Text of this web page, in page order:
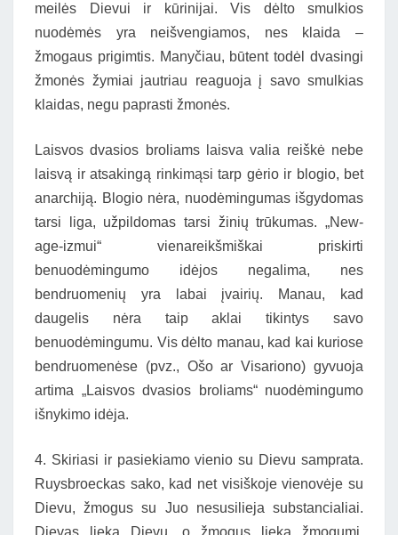
meilės Dievui ir kūrinijai. Vis dėlto smulkios
nuodėmės yra neišvengiamos, nes klaida –
žmogaus prigimtis. Manyčiau, būtent todėl dvasingi
žmonės žymiai jautriau reaguoja į savo smulkias
klaidas, negu paprasti žmonės.
Laisvos dvasios broliams laisva valia reiškė nebe
laisvą ir atsakingą rinkimąsi tarp gėrio ir blogio, bet
anarchiją. Blogio nėra, nuodėmingumas išgydomas
tarsi liga, užpildomas tarsi žinių trūkumas. „New-
age-izmui“ vienareikšmiškai priskirti
benuodėmingumo idėjos negalima, nes
bendruomenių yra labai įvairių. Manau, kad
daugelis nėra taip aklai tikintys savo
benuodėmingumu. Vis dėlto manau, kad kai kuriose
bendruomenėse (pvz., Ošo ar Visariono) gyvuoja
artima „Laisvos dvasios broliams“ nuodėmingumo
išnykimo idėja.
4. Skiriasi ir pasiekiamo vienio su Dievu samprata.
Ruysbroeckas sako, kad net visiškoje vienovėje su
Dievu, žmogus su Juo nesusilieja substancialiai.
Dievas lieka Dievu, o žmogus lieka žmogumi.